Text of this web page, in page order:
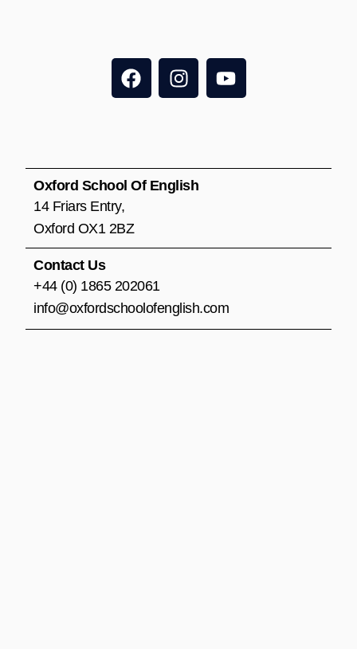
F
a
o
o
I
n
g
r
Y
o
b
Oxford School Of English
14 Friars Entry,
Oxford OX1 2BZ
Contact Us
+44 (0) 1865 202061
info@oxfordschoolofenglish.com